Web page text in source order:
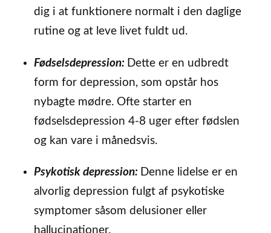
dig i at funktionere normalt i den daglige
rutine og at leve livet fuldt ud.
Fødselsdepression: Dette er en udbredt
form for depression, som opstår hos
nybagte mødre. Ofte starter en
fødselsdepression 4-8 uger efter fødslen
og kan vare i månedsvis.
Psykotisk depression: Denne lidelse er en
alvorlig depression fulgt af psykotiske
symptomer såsom delusioner eller
hallucinationer.